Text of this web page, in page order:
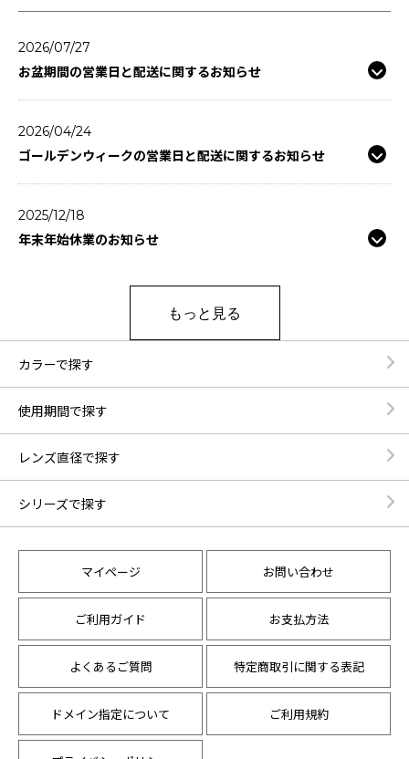
2026/07/27
お盆期間の営業日と配送に関するお知らせ
2026/04/24
ゴールデンウィークの営業日と配送に関するお知らせ
2025/12/18
年末年始休業のお知らせ
もっと見る
カラーで探す
使用期間で探す
レンズ直径で探す
シリーズで探す
マイページ お問い合わせ
ご利用ガイド お支払方法
よくあるご質問 特定商取引に関する表記
ドメイン指定について ご利用規約